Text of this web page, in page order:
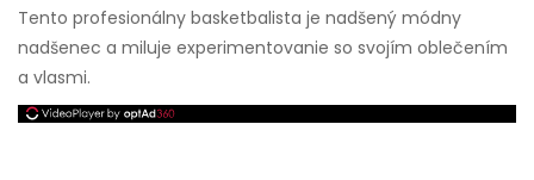
Tento profesionálny basketbalista je nadšený módny
nadšenec a miluje experimentovanie so svojím oblečením
a vlasmi.